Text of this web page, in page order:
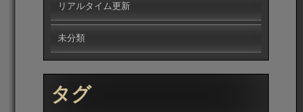
リアルタイム更新
未分類
タグ